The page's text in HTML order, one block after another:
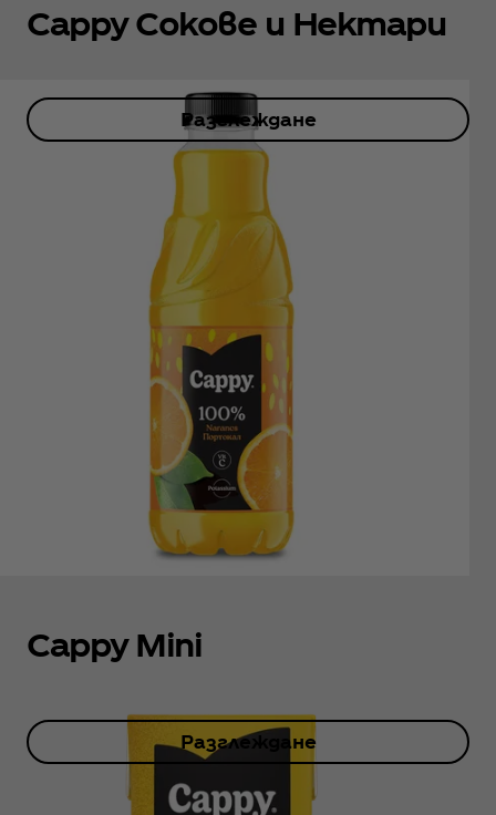
Cappy Сокове и Нектари
Разглеждане
Cappy Mini
Разглеждане